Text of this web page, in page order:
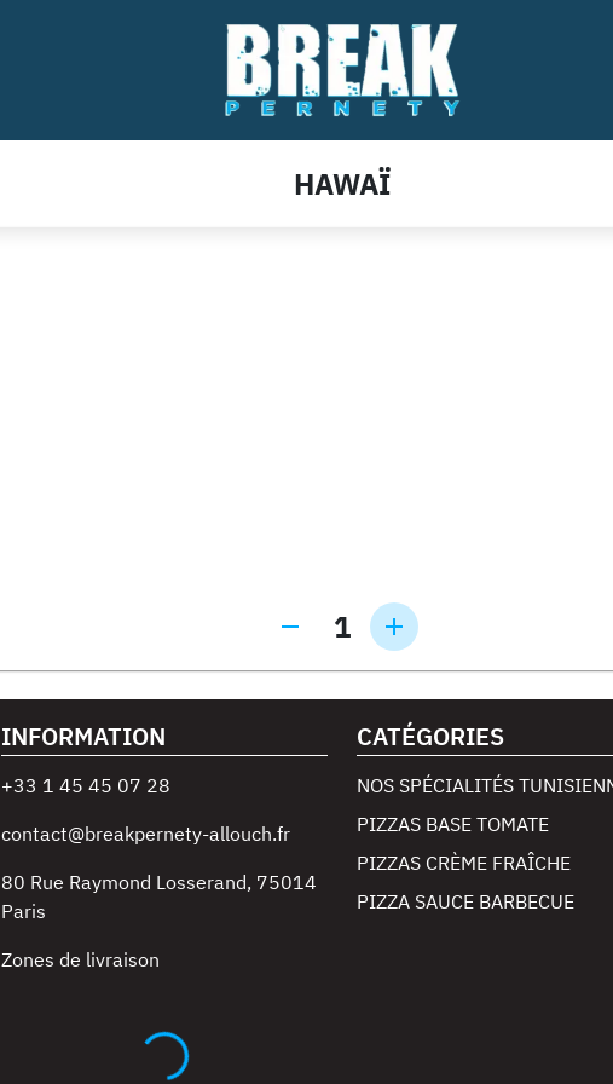
HAWAÏ
1
INFORMATION
+33 1 45 45 07 28
contact@breakpernety-allouch.fr
80 Rue Raymond Losserand, 75014
Paris
Zones de livraison
CATÉGORIES
NOS SPÉCIALITÉS
PIZZAS BASE TOMATE
PIZZAS CRÈME FRAÎCHE
PIZZA SAUCE BARBECUE